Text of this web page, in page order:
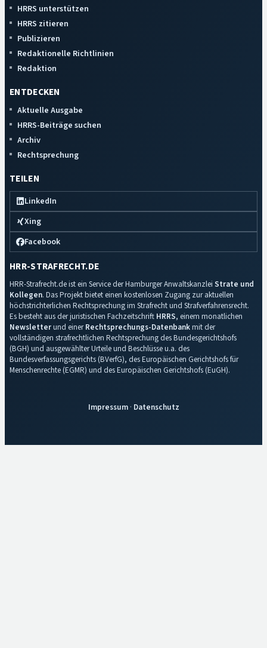
HRRS unterstützen
HRRS zitieren
Publizieren
Redaktionelle Richtlinien
Redaktion
ENTDECKEN
Aktuelle Ausgabe
HRRS-Beiträge suchen
Archiv
Rechtsprechung
TEILEN
LinkedIn
Xing
Facebook
HRR-STRAFRECHT.DE
HRR-Strafrecht.de ist ein Service der Hamburger Anwaltskanzlei Strate und
Kollegen. Das Projekt bietet einen kostenlosen Zugang zur aktuellen
höchstrichterlichen Rechtsprechung im Strafrecht und Strafverfahrensrecht.
Es besteht aus der juristischen Fachzeitschrift HRRS, einem monatlichen
Newsletterund einerRechtsprechungs-Datenbankmit der
vollständigen strafrechtlichen Rechtsprechung des Bundesgerichtshofs
(BGH) und ausgewählter Urteile und Beschlüsse u.a. des
Bundesverfassungsgerichts (BVerfG), des Europäischen Gerichtshofs für
Menschenrechte (EGMR) und des Europäischen Gerichtshofs (EuGH).
Impressum· Datenschutz